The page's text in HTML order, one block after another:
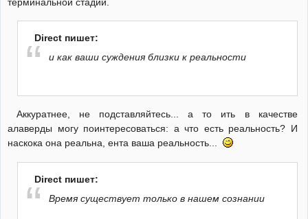
Direct пишет:
и как ваши суждения близки к реальности
Аккуратнее, не подставляйтесь... а то ить в качестве
алаверды могу поинтересоваться: а что есть реальность? И
наскока она реальна, ента ваша реальность...
Direct пишет:
Время существует только в нашем сознании